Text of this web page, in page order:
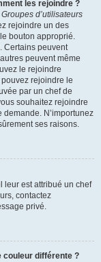
les rejoindre ?
Groupes d’utilisateurs
rejoindre un des
bouton approprié.
Certains peuvent
peuvent même
le rejoindre
rejoindre le
par un chef de
souhaitez rejoindre
N’importunez
ses raisons.
leur est attribué un chef
contactez
privé.
couleur différente ?